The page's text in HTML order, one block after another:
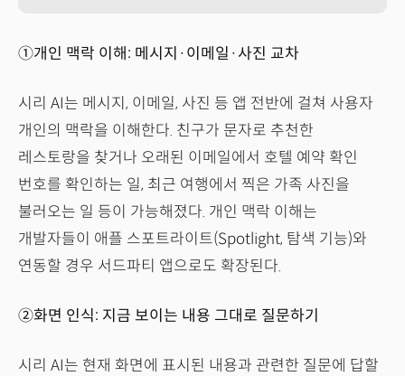
①개인 맥락 이해: 메시지·이메일·사진 교차
시리 AI는 메시지, 이메일, 사진 등 앱 전반에 걸쳐 사용자
개인의 맥락을 이해한다. 친구가 문자로 추천한
레스토랑을 찾거나 오래된 이메일에서 호텔 예약 확인
번호를 확인하는 일, 최근 여행에서 찍은 가족 사진을
불러오는 일 등이 가능해졌다. 개인 맥락 이해는
개발자들이 애플 스포트라이트(Spotlight, 탐색 기능)와
연동할 경우 서드파티 앱으로도 확장된다.
②화면 인식: 지금 보이는 내용 그대로 질문하기
시리 AI는 현재 화면에 표시된 내용과 관련한 질문에 답할